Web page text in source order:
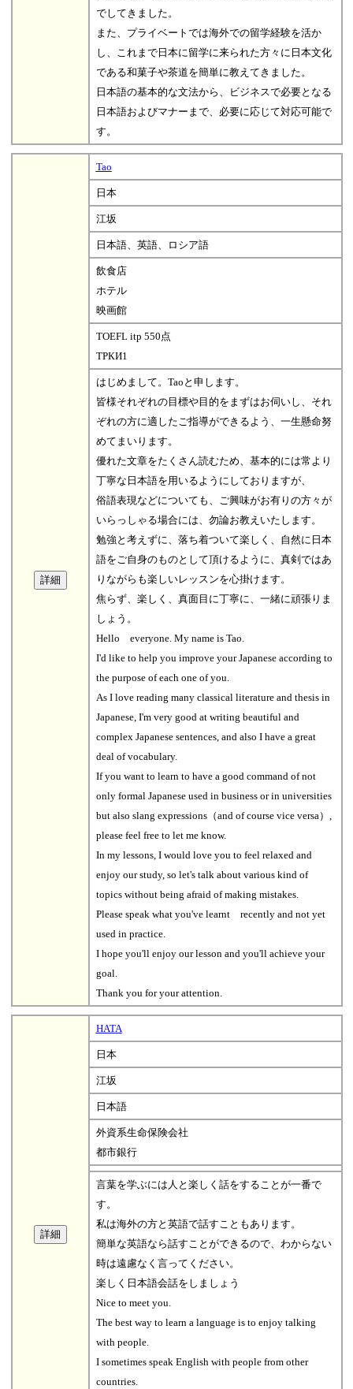
でしてきました。
また、プライベートでは海外での留学経験を活か
し、これまで日本に留学に来られた方々に日本文化
である和菓子や茶道を簡単に教えてきました。
日本語の基本的な文法から、ビジネスで必要となる
日本語およびマナーまで、必要に応じて対応可能で
す。
Tao
日本
江坂
日本語、英語、ロシア語
飲食店
ホテル
映画館
TOEFL itp 550点
ТРКИ1
はじめまして。Taoと申します。
皆様それぞれの目標や目的をまずはお伺いし、それ
ぞれの方に適したご指導ができるよう、一生懸命努
めてまいります。
優れた文章をたくさん読むため、基本的には常より
丁寧な日本語を用いるようにしておりますが、
俗語表現などについても、ご興味がお有りの方々が
いらっしゃる場合には、勿論お教えいたします。
勉強と考えずに、落ち着ついて楽しく、自然に日本
語をご自身のものとして頂けるように、真剣ではあ
りながらも楽しいレッスンを心掛けます。
焦らず、楽しく、真面目に丁寧に、一緒に頑張りま
しょう。
Hello everyone. My name is Tao.
I'd like to help you improve your Japanese according to
the purpose of each one of you.
As I love reading many classical literature and thesis in
Japanese, I'm very good at writing beautiful and
complex Japanese sentences, and also I have a great
deal of vocabulary.
If you want to learn to have a good command of not
only formal Japanese used in business or in universities
but also slang expressions（and of course vice versa）,
please feel free to let me know.
In my lessons, I would love you to feel relaxed and
enjoy our study, so let's talk about various kind of
topics without being afraid of making mistakes.
Please speak what you've learnt recently and not yet
used in practice.
I hope you'll enjoy our lesson and you'll achieve your
goal.
Thank you for your attention.
HATA
日本
江坂
日本語
外資系生命保険会社
都市銀行
言葉を学ぶには人と楽しく話をすることが一番で
す。
私は海外の方と英語で話すこともあります。
簡単な英語なら話すことができるので、わからない
時は遠慮なく言ってください。
楽しく日本語会話をしましょう
Nice to meet you.
The best way to learn a language is to enjoy talking
with people.
I sometimes speak English with people from other
countries.